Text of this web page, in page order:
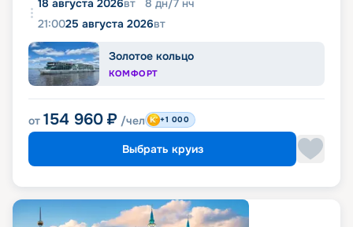
18 августа 2026вт 8 дн/7 нч
21:0025 августа 2026вт
Золотое кольцо
КОМФОРТ
от 154 960 ₽ /чел +1 000
Выбрать круиз